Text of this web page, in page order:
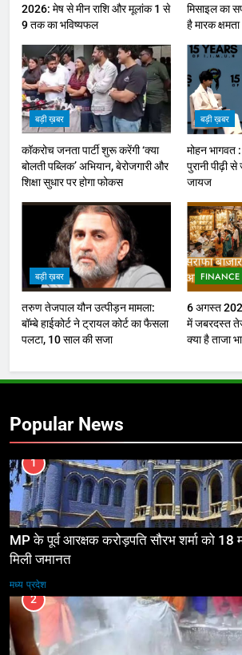
2026: मेष से मीन राशि और मूलांक 1 से
9 तक का भविष्यफल
मिसाइल का
है मारक क्षमता
बड़ी ख़बर
कॉकरोच जनता पार्टी शुरू करेंगी ‘क्या
बोलती पब्लिक’ अभियान, बेरोजगारी और
शिक्षा सुधार पर होगा फोकस
बड़ी ख़बर
मोहन भागवत
पुरानी पीढ़ी से
जायज
बड़ी ख़बर
तरुण तेजपाल यौन उत्पीड़न मामला:
बॉम्बे हाईकोर्ट ने ट्रायल कोर्ट का फैसला
पलटा, 10 साल की सजा
FINANCE
6 अगस्त
में जबरदस्त
क्या है ताजा
Popular News
1
MP के पूर्व आरक्षक करोड़पति सौरभ शर्मा को 18
मिली जमानत
मध्य प्रदेश
2